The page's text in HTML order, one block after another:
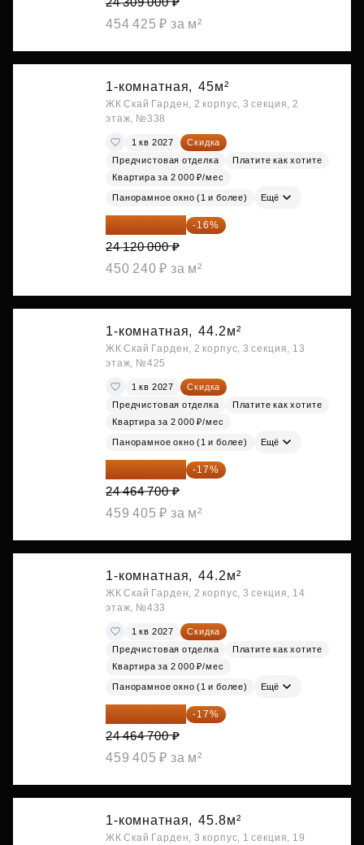
454 425 ₽ за м²
1-комнатная, 45м²
ЖК Скай Гарден, 2 корпус, 3 секция, 2
этаж, №338
1 кв 2027
Скидка
Предчистовая отделка
Платите как хотите
Квартира за 2 000 ₽/мес
Панорамное окно (1 и более) Ещё
20 260 800 ₽ -16%
24 120 000 ₽
450 240 ₽ за м²
1-комнатная, 44.2м²
ЖК Скай Гарден, 2 корпус, 3 секция, 13
этаж, №425
1 кв 2027
Скидка
Предчистовая отделка
Платите как хотите
Квартира за 2 000 ₽/мес
Панорамное окно (1 и более) Ещё
20 305 701 ₽ -17%
24 464 700 ₽
459 405 ₽ за м²
1-комнатная, 44.2м²
ЖК Скай Гарден, 2 корпус, 3 секция, 14
этаж, №433
1 кв 2027
Скидка
Предчистовая отделка
Платите как хотите
Квартира за 2 000 ₽/мес
Панорамное окно (1 и более) Ещё
20 305 701 ₽ -17%
24 464 700 ₽
459 405 ₽ за м²
1-комнатная, 45.8м²
ЖК Скай Гарден, 3 корпус, 1 секция, 19